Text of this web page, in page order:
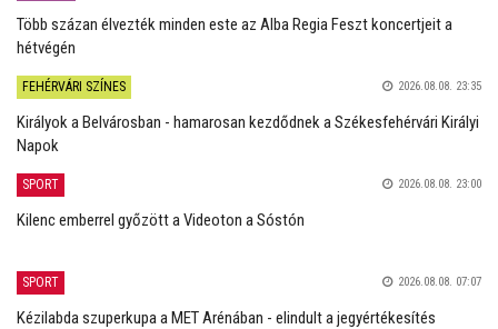
Több százan élvezték minden este az Alba Regia Feszt koncertjeit a
hétvégén
FEHÉRVÁRI SZÍNES 2026.08.08. 23:35
Királyok a Belvárosban - hamarosan kezdődnek a Székesfehérvári Királyi
Napok
SPORT 2026.08.08. 23:00
Kilenc emberrel győzött a Videoton a Sóstón
SPORT 2026.08.08. 07:07
Kézilabda szuperkupa a MET Arénában - elindult a jegyértékesítés